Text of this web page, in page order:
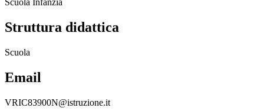
Scuola Infanzia
Struttura didattica
Scuola
Email
VRIC83900N@istruzione.it